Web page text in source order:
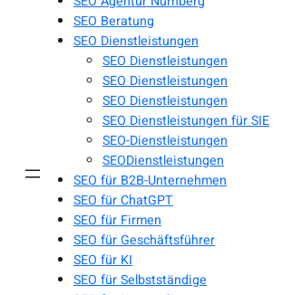
SEO Beratung
SEO Dienstleistungen
SEO Dienstleistungen
SEO Dienstleistungen
SEO Dienstleistungen
SEO Dienstleistungen für SIE
SEO-Dienstleistungen
SEODienstleistungen
SEO für B2B-Unternehmen
SEO für ChatGPT
SEO für Firmen
SEO für Geschäftsführer
SEO für KI
SEO für Selbstständige